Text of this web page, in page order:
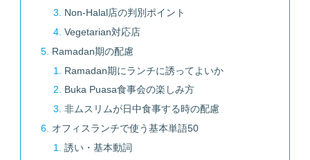
Non-Halal店の判別ポイント
Vegetarian対応店
Ramadan期の配慮
Ramadan期にランチに誘ってよいか
Buka Puasa食事会の楽しみ方
非ムスリムが日中食事する時の配慮
オフィスランチで使う基本単語50
誘い・基本動詞